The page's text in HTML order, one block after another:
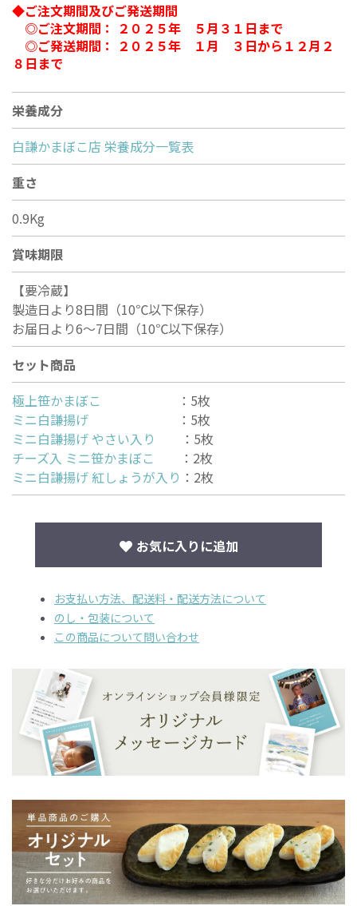
◆ご注文期間及びご発送期間
◎ご注文期間： ２０２５年 ５月３１日まで
◎ご発送期間： ２０２５年 １月 ３日から１２月２
８日まで
栄養成分
白謙かまぼこ店 栄養成分一覧表
重さ
0.9Kg
賞味期限
【要冷蔵】
製造日より8日間（10℃以下保存）
お届日より6～7日間（10℃以下保存）
セット商品
極上笹かまぼこ
：5枚
ミニ白謙揚げ
：5枚
ミニ白謙揚げ やさい入り
：5枚
チーズ入 ミニ笹かまぼこ
：2枚
ミニ白謙揚げ 紅しょうが入り ：2枚
お気に入りに追加
お支払い方法、配送料・配送方法について
のし・包装について
この商品について問い合わせ